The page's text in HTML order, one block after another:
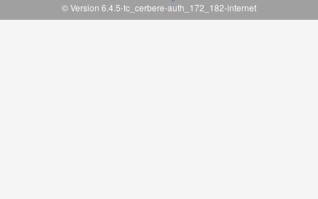
© Version 6.4.5-tc_cerbere-auth_172_182-internet